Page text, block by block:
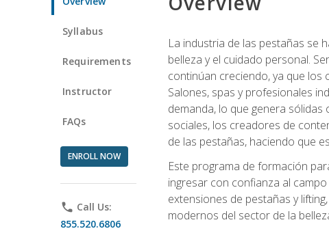
Syllabus
Requirements
Instructor
FAQs
ENROLL NOW
phone Call Us:
855.520.6806
La industria de las pestañas se
belleza y el cuidado personal.
continúan creciendo, ya que
Salones, spas y profesionales
demanda, lo que genera
sociales, los creadores de
de las pestañas, haciendo que
Este programa de formación
ingresar con confianza al
extensiones de pestañas y
modernos del sector de la